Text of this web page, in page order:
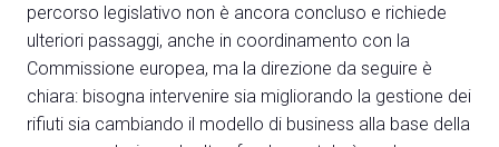
percorso legislativo non è ancora concluso e richiede
ulteriori passaggi, anche in coordinamento con la
Commissione europea, ma la direzione da seguire è
chiara: bisogna intervenire sia migliorando la gestione dei
rifiuti sia cambiando il modello di business alla base della